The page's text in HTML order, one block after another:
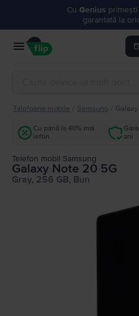
Cu Genius primești
garantată la
Telefoane mobile Samsung
Cu până la 40% mai
ieftin
ani
Telefon mobil Samsung
Galaxy Note 20 5G
Gray, 256 GB, Bun